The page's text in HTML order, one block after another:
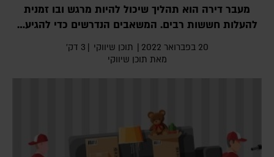
מעבר דירה הוא תהליך שיכול להיות מרגש ובו זמנית
להעלות חששות רבים. המשאבים הנדרשים כדי להגיע…
20 בפברואר 2022 | תוכן שיווקי | 3 דק׳
מאת תוכן שיווקי